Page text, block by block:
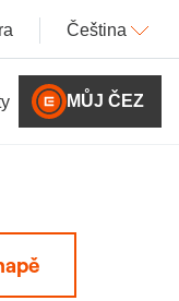
Čeština
MŮJ ČEZ